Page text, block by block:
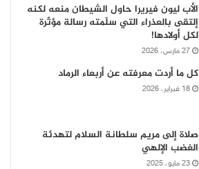
الأب ليون فيريرا حاول الشيطان منعه لكنه
إلتقى بالعذراء التي سلّمته رسالة مؤثّرة
لكل أولادها!
27 مارس، 2026
كل ما أردت معرفته عن أربعاء الرماد
18 فبراير، 2026
صلاة إلى مريم سلطانة السلام لتهدئة
الغضب الإلهي
23 مايو، 2025